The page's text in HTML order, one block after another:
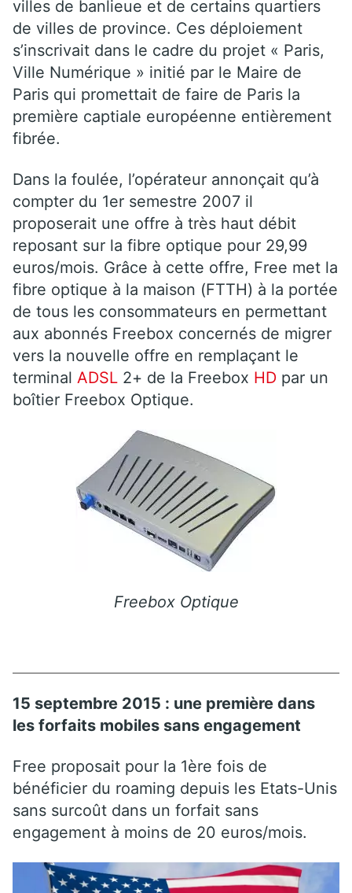
villes de banlieue et de certains quartiers
de villes de province. Ces déploiement
s’inscrivait dans le cadre du projet « Paris,
Ville Numérique » initié par le Maire de
Paris qui promettait de faire de Paris la
première captiale européenne entièrement
fibrée.
Dans la foulée, l’opérateur annonçait qu’à
compter du 1er semestre 2007 il
proposerait une offre à très haut débit
reposant sur la fibre optique pour 29,99
euros/mois. Grâce à cette offre, Free met la
fibre optique à la maison (FTTH) à la portée
de tous les consommateurs en permettant
aux abonnés Freebox concernés de migrer
vers la nouvelle offre en remplaçant le
terminal ADSL 2+ de la Freebox HD par un
boîtier Freebox Optique.
Freebox Optique
15 septembre 2015 : une première dans
les forfaits mobiles sans engagement
Free proposait pour la 1ère fois de
bénéficier du roaming depuis les Etats-Unis
sans surcoût dans un forfait sans
engagement à moins de 20 euros/mois.